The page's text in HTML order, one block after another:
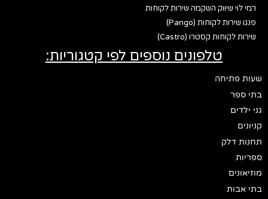
רמי לוי שיווק השקמה שירות לקוחות
פנגו שירות לקוחות (Pango)
שירות לקוחות קסטרו (Castro)
טלפונים נוספים לפי קטגוריות:
שעות פתיחה
בתי ספר
גני ילדים
קניונים
תחנות דלק
ספריות
מוזיאונים
בתי אבות